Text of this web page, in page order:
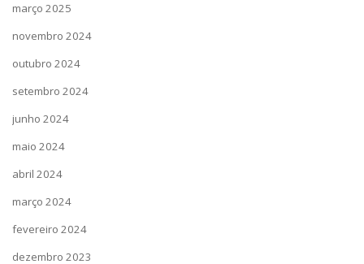
março 2025
novembro 2024
outubro 2024
setembro 2024
junho 2024
maio 2024
abril 2024
março 2024
fevereiro 2024
dezembro 2023